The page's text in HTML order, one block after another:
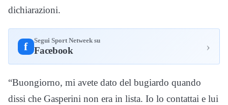
dichiarazioni.
f Segui Sport Netweek su
Facebook ›
“Buongiorno, mi avete dato del bugiardo quando
dissi che Gasperini non era in lista. Io lo contattai e lui